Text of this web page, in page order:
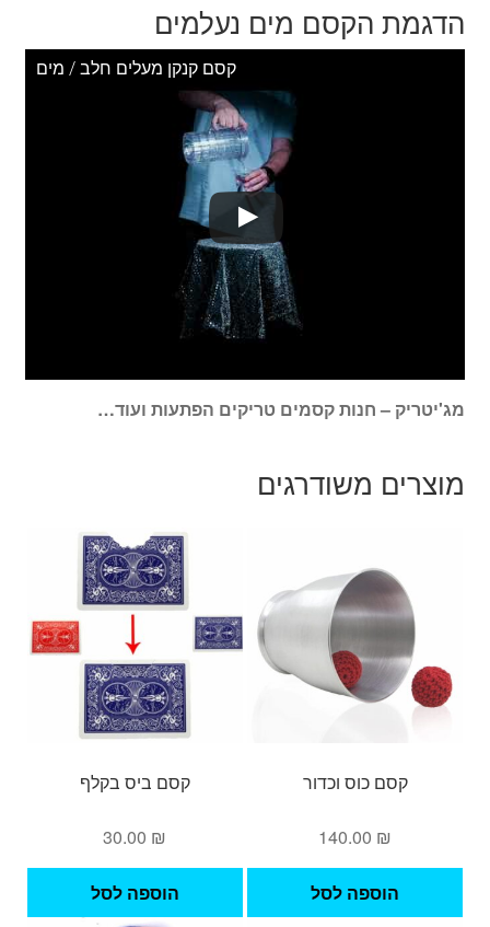
הדגמת הקסם מים נעלמים
קסם קנקן מעלים חלב / מים
מג'יטריק – חנות קסמים טריקים הפתעות ועוד…
מוצרים משודרגים
קסם כוס וכדור
140.00 ₪
הוספה לסל
קסם ביס בקלף
30.00 ₪
הוספה לסל